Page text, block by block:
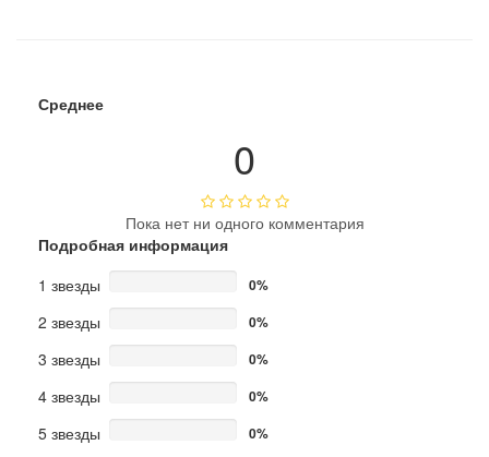
Среднее
0
Пока нет ни одного комментария
Подробная информация
1 звезды
0%
2 звезды 0%
3 звезды 0%
4 звезды 0%
5 звезды 0%